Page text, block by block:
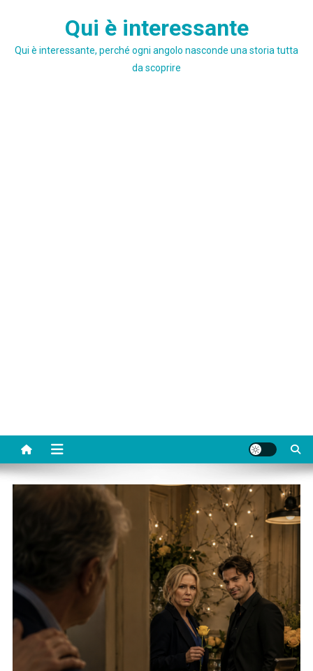
Qui è interessante
Qui è interessante, perché ogni angolo nasconde una storia tutta
da scoprire